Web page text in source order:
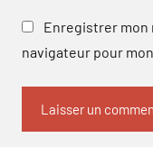
Enregistrer mon
navigateur pour